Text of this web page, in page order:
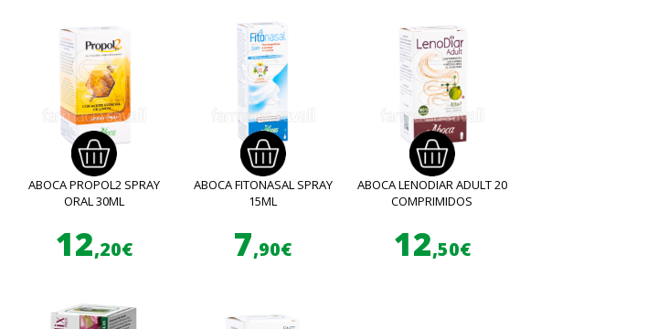
ABOCA PROPOL2 SPRAY
ORAL 30ML
12,20€
ABOCA FITONASAL SPRAY
15ML
7,90€
ABOCA LENODIAR ADULT 20
COMPRIMIDOS
12,50€